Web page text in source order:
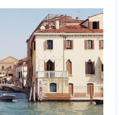
搜索